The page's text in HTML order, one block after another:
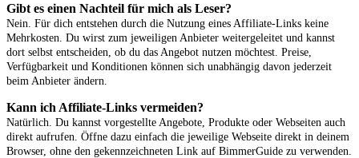
Gibt es einen Nachteil für mich als Leser?
Nein. Für dich entstehen durch die Nutzung eines Affiliate-Links keine
Mehrkosten. Du wirst zum jeweiligen Anbieter weitergeleitet und kannst
dort selbst entscheiden, ob du das Angebot nutzen möchtest. Preise,
Verfügbarkeit und Konditionen können sich unabhängig davon jederzeit
beim Anbieter ändern.
Kann ich Affiliate-Links vermeiden?
Natürlich. Du kannst vorgestellte Angebote, Produkte oder Webseiten auch
direkt aufrufen. Öffne dazu einfach die jeweilige Webseite direkt in deinem
Browser, ohne den gekennzeichneten Link auf BimmerGuide zu verwenden.